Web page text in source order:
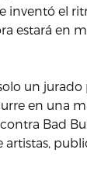
inventó el
estará en
un jurado
en una
Bad